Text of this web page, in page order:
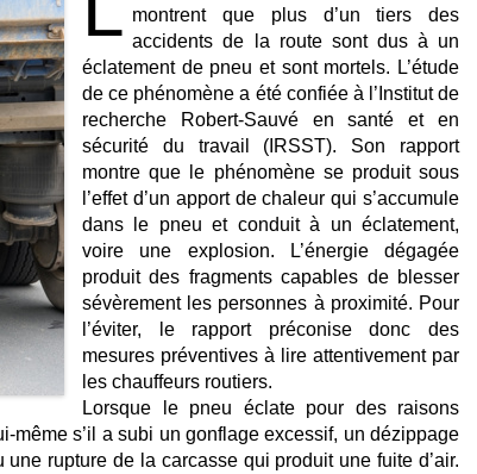
montrent que plus d’un tiers des
accidents de la route sont dus à un
éclatement de pneu et sont mortels. L’étude
de ce phénomène a été confiée à l’Institut de
recherche Robert-Sauvé en santé et en
sécurité du travail (IRSST). Son rapport
montre que le phénomène se produit sous
l’effet d’un apport de chaleur qui s’accumule
dans le pneu et conduit à un éclatement,
voire une explosion. L’énergie dégagée
produit des fragments capables de blesser
sévèrement les personnes à proximité. Pour
l’éviter, le rapport préconise donc des
mesures préventives à lire attentivement par
les chauffeurs routiers.
Lorsque le pneu éclate pour des raisons
s’il a subi un gonflage excessif, un dézippage
rupture de la carcasse qui produit une fuite d’air.